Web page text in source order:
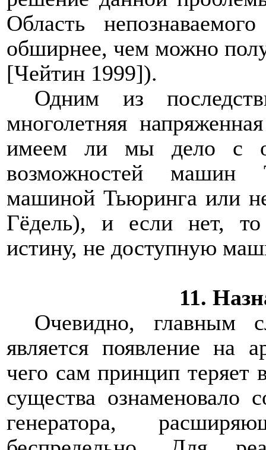
Область
обширнее, чем можно
[Чейтин 1999]).
Одним из
многолетняя
имеем ли мы дело с
возможностей машин
машиной Тьюринга или
Гёдель), и если нет,
истину, не доступную
11.
Очевидно, главным
является появление на
чего сам принцип теряет
существа ознаменовало
генератора,